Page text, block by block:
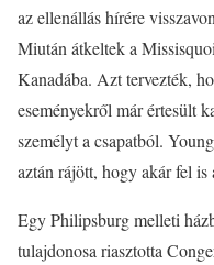
az ellenállás hírére
Miután átkeltek a
Kanadába. Azt tervezték,
eseményekről már értesült
személyt a csapatból.
aztán rájött, hogy akár fel is
Egy Philipsburg melleti
tulajdonosa riasztotta